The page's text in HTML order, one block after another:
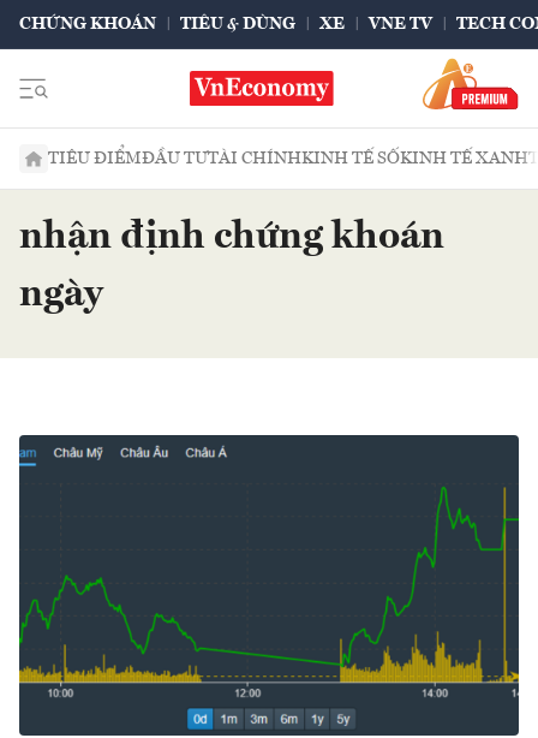
CHỨNG KHOÁN TIÊU & DÙNG XE VNE TV TECH
TIÊU ĐIỂMĐẦU TƯTÀI CHÍNHKINH TẾ SỐKINH TẾ XANH
nhận định chứng khoán
ngày